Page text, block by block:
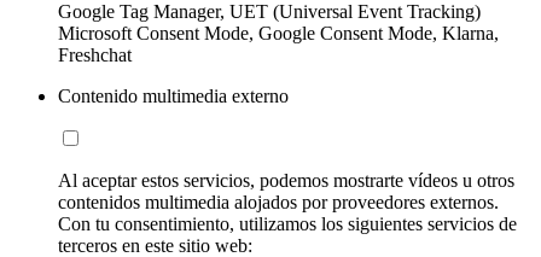
Google Tag Manager, UET (Universal Event Tracking)
Microsoft Consent Mode, Google Consent Mode, Klarna,
Freshchat
Contenido multimedia externo
Al aceptar estos servicios, podemos mostrarte vídeos u otros
contenidos multimedia alojados por proveedores externos.
Con tu consentimiento, utilizamos los siguientes servicios de
terceros en este sitio web: